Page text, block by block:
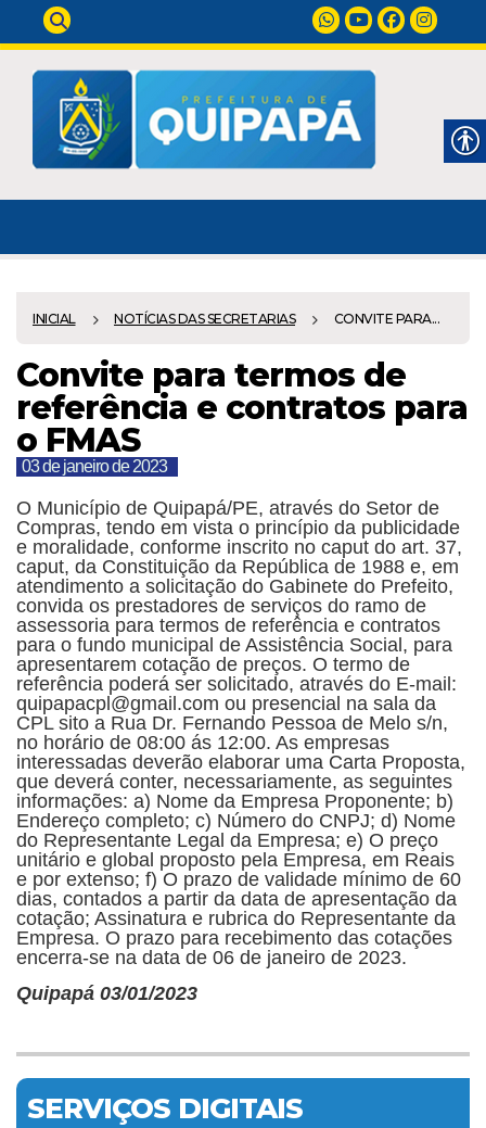
INICIAL NOTÍCIAS DAS SECRETARIAS CONVITE PARA...
Convite para termos de
referência e contratos para
o FMAS
03 de janeiro de 2023
O Município de Quipapá/PE, através do Setor de
Compras, tendo em vista o princípio da publicidade
e moralidade, conforme inscrito no caput do art. 37,
caput, da Constituição da República de 1988 e, em
atendimento a solicitação do Gabinete do Prefeito,
convida os prestadores de serviços do ramo de
assessoria para termos de referência e contratos
para o fundo municipal de Assistência Social, para
apresentarem cotação de preços. O termo de
referência poderá ser solicitado, através do E-mail:
quipapacpl@gmail.com ou presencial na sala da
CPL sito a Rua Dr. Fernando Pessoa de Melo s/n,
no horário de 08:00 ás 12:00. As empresas
interessadas deverão elaborar uma Carta Proposta,
que deverá conter, necessariamente, as seguintes
informações: a) Nome da Empresa Proponente; b)
Endereço completo; c) Número do CNPJ; d) Nome
do Representante Legal da Empresa; e) O preço
unitário e global proposto pela Empresa, em Reais
e por extenso; f) O prazo de validade mínimo de 60
dias, contados a partir da data de apresentação da
cotação; Assinatura e rubrica do Representante da
Empresa. O prazo para recebimento das cotações
encerra-se na data de 06 de janeiro de 2023.
Quipapá 03/01/2023
SERVIÇOS DIGITAIS